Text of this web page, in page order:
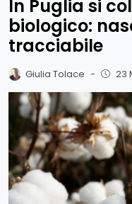
In Puglia si
biologico:
tracciabile
Giulia Tolace - 23